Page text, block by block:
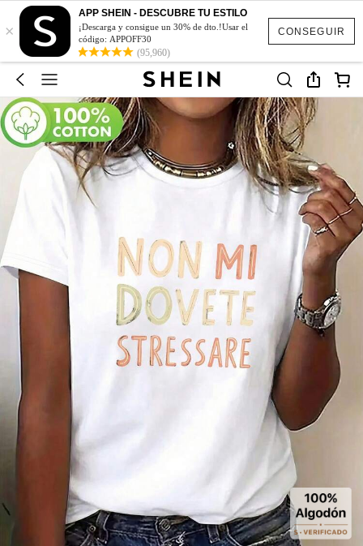
CONSEGUIR
×
APP SHEIN - DESCUBRE TU ESTILO
¡Descarga y consigue un 30% de dto.!Usar el
código: APPOFF30
(95,960)